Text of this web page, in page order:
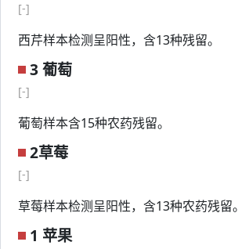
[-]
西芹样本检测呈阳性，含13种残留。
3 葡萄
[-]
葡萄样本含15种农药残留。
2草莓
[-]
草莓样本检测呈阳性，含13种农药残留。
1 苹果